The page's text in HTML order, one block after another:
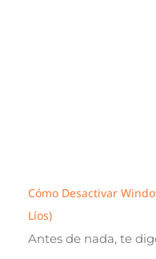
Cómo Desactivar
Líos)
Antes de nada, te